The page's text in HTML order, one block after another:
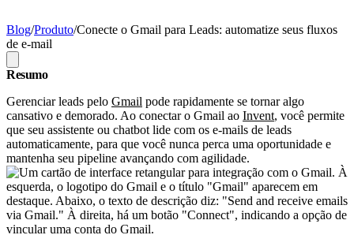
Blog/Produto/Conecte o Gmail para Leads: automatize seus fluxos
de e-mail
Resumo
Gerenciar leads pelo Gmail pode rapidamente se tornar algo
cansativo e demorado. Ao conectar o Gmail ao Invent, você permite
que seu assistente ou chatbot lide com os e-mails de leads
automaticamente, para que você nunca perca uma oportunidade e
mantenha seu pipeline avançando com agilidade.